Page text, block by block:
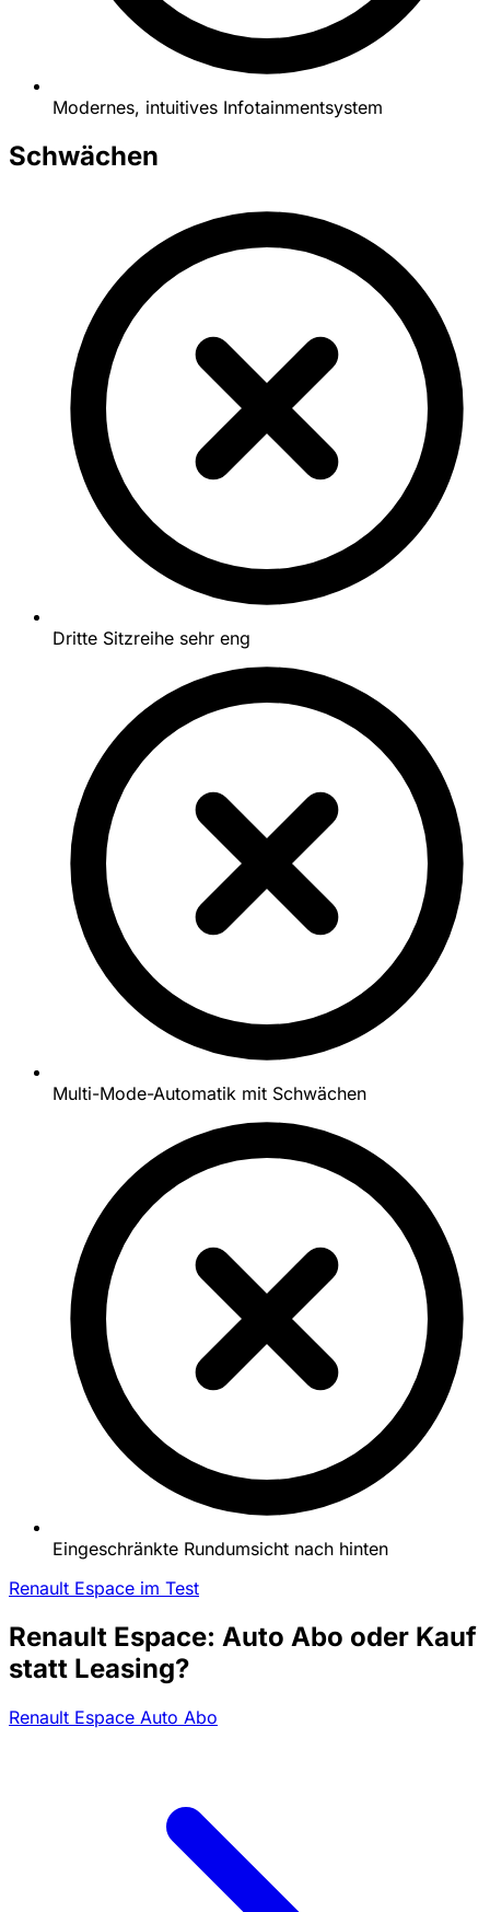
Modernes, intuitives Infotainmentsystem
Schwächen
Dritte Sitzreihe sehr eng
Multi-Mode-Automatik mit Schwächen
Eingeschränkte Rundumsicht nach hinten
Renault Espace im Test
Renault Espace: Auto Abo oder Kauf
statt Leasing?
Renault Espace Auto Abo